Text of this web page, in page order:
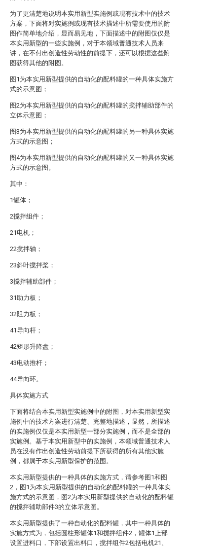
为了更清楚地说明本实用新型实施例或现有技术中的技术
方案，下面将对实施例或现有技术描述中所需要使用的附
图作简单地介绍，显而易见地，下面描述中的附图仅仅是
本实用新型的一些实施例，对于本领域普通技术人员来
讲，在不付出创造性劳动性的前提下，还可以根据这些附
图获得其他的附图。
图1为本实用新型提供的自动化的配料罐的一种具体实施方
式的示意图；
图2为本实用新型提供的自动化的配料罐的搅拌辅助部件的
立体示意图；
图3为本实用新型提供的自动化的配料罐的另一种具体实施
方式的示意图；
图4为本实用新型提供的自动化的配料罐的又一种具体实施
方式的示意图。
其中：
1罐体；
2搅拌组件；
21电机；
22搅拌轴；
23斜叶搅拌桨；
3搅拌辅助部件；
31助力板；
32阻力板；
41导向杆；
42矩形升降盘；
43电动推杆；
44导向环。
具体实施方式
下面将结合本实用新型实施例中的附图，对本实用新型实
施例中的技术方案进行清楚、完整地描述，显然，所描述
的实施例仅仅是本实用新型一部分实施例，而不是全部的
实施例。基于本实用新型中的实施例，本领域普通技术人
员在没有作出创造性劳动前提下所获得的所有其他实施
例，都属于本实用新型保护的范围。
本实用新型提供的一种具体的实施方式，请参考图1和图
2，图1为本实用新型提供的自动化的配料罐的一种具体实
施方式的示意图，图2为本实用新型提供的自动化的配料罐
的搅拌辅助部件3的立体示意图。
本实用新型提供了一种自动化的配料罐，其中一种具体的
实施方式为，包括圆柱形罐体1和搅拌组件2，罐体1上部
设置进料口，下部设置出料口，搅拌组件2包括电机21、